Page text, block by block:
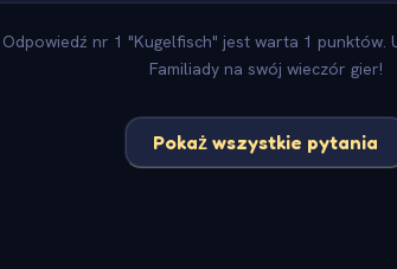
nr 1 "Kugelfisch" jest warta 1 punktów.
Familiady na swój wieczór gier!
Pokaż wszystkie pytania